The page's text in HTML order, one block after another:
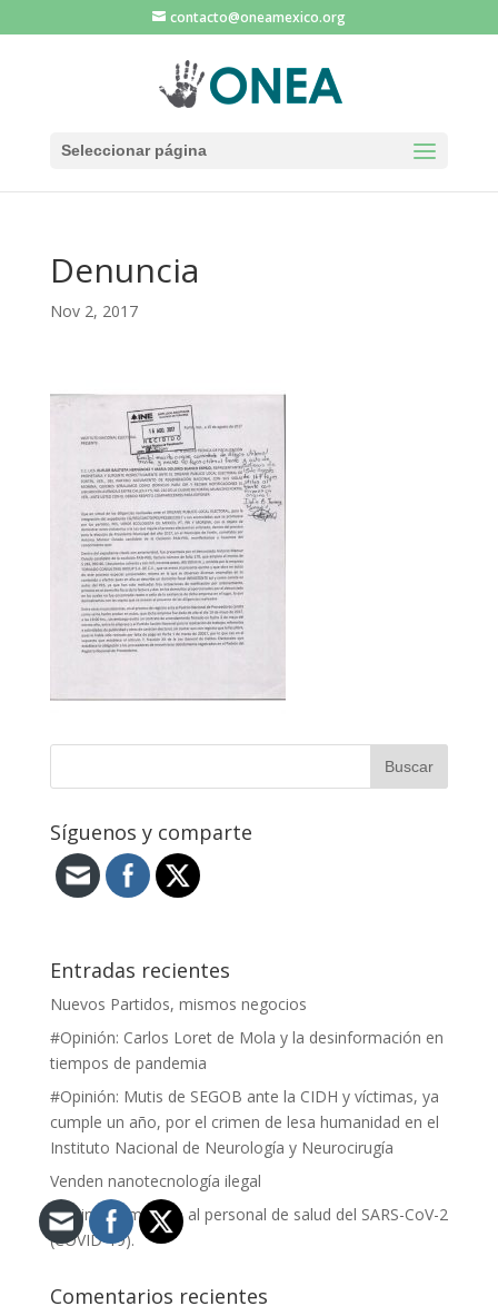
contacto@oneamexico.org
Seleccionar página
Denuncia
Nov 2, 2017
Síguenos y comparte
Entradas recientes
Nuevos Partidos, mismos negocios
#Opinión: Carlos Loret de Mola y la desinformación en
tiempos de pandemia
#Opinión: Mutis de SEGOB ante la CIDH y víctimas, ya
cumple un año, por el crimen de lesa humanidad en el
Instituto Nacional de Neurología y Neurocirugía
Venden nanotecnología ilegal
#Opinión: Impacto al personal de salud del SARS-CoV-2
(COVID-19).
Comentarios recientes